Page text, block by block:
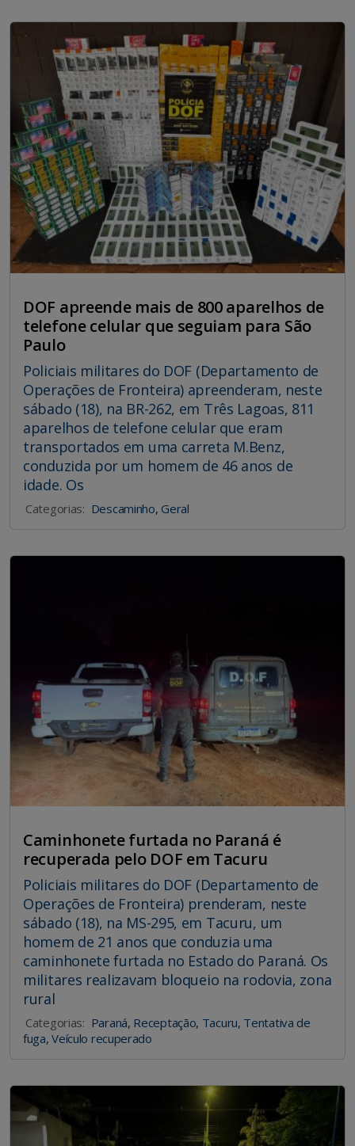
DOF apreende mais de 800 aparelhos de
telefone celular que seguiam para São
Paulo
Policiais militares do DOF (Departamento de
Operações de Fronteira) apreenderam, neste
sábado (18), na BR-262, em Três Lagoas, 811
aparelhos de telefone celular que eram
transportados em uma carreta M.Benz,
conduzida por um homem de 46 anos de
idade. Os
Categorias: Descaminho, Geral
Caminhonete furtada no Paraná é
recuperada pelo DOF em Tacuru
Policiais militares do DOF (Departamento de
Operações de Fronteira) prenderam, neste
sábado (18), na MS-295, em Tacuru, um
homem de 21 anos que conduzia uma
caminhonete furtada no Estado do Paraná. Os
militares realizavam bloqueio na rodovia, zona
rural
Categorias: Paraná, Receptação, Tacuru, Tentativa de
fuga,Veículo recuperado